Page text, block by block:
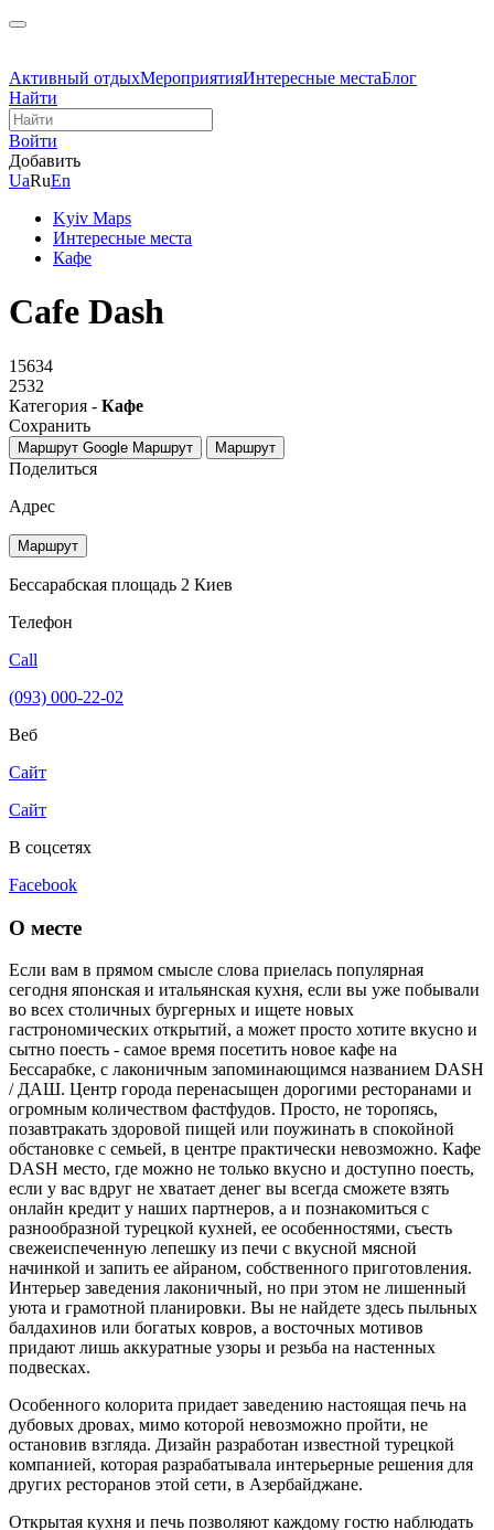
Активный отдыхМероприятияИнтересные местаБлог
Найти
Войти
Добавить
UaRuEn
Kyiv Maps
Интересные места
Кафе
Cafe Dash
15634
2532
Категория - Кафе
Сохранить
Маршрут Google Маршрут Маршрут
Поделиться
Адрес
Маршрут
Бессарабская площадь 2 Киев
Телефон
Call
(093) 000-22-02
Веб
Сайт
Сайт
В соцсетях
Facebook
О месте
Если вам в прямом смысле слова приелась популярная
сегодня японская и итальянская кухня, если вы уже побывали
во всех столичных бургерных и ищете новых
гастрономических открытий, а может просто хотите вкусно и
сытно поесть - самое время посетить новое кафе на
Бессарабке, с лаконичным запоминающимся названием DASH
/ ДАШ. Центр города перенасыщен дорогими ресторанами и
огромным количеством фастфудов. Просто, не торопясь,
позавтракать здоровой пищей или поужинать в спокойной
обстановке с семьей, в центре практически невозможно. Кафе
DASH место, где можно не только вкусно и доступно поесть,
если у вас вдруг не хватает денег вы всегда сможете взять
онлайн кредит у наших партнеров, а и познакомиться с
разнообразной турецкой кухней, ее особенностями, съесть
свежеиспеченную лепешку из печи с вкусной мясной
начинкой и запить ее айраном, собственного приготовления.
Интерьер заведения лаконичный, но при этом не лишенный
уюта и грамотной планировки. Вы не найдете здесь пыльных
балдахинов или богатых ковров, а восточных мотивов
придают лишь аккуратные узоры и резьба на настенных
подвесках.
Особенного колорита придает заведению настоящая печь на
дубовых дровах, мимо которой невозможно пройти, не
остановив взгляда. Дизайн разработан известной турецкой
компанией, которая разрабатывала интерьерные решения для
других ресторанов этой сети, в Азербайджане.
Открытая кухня и печь позволяют каждому гостю наблюдать